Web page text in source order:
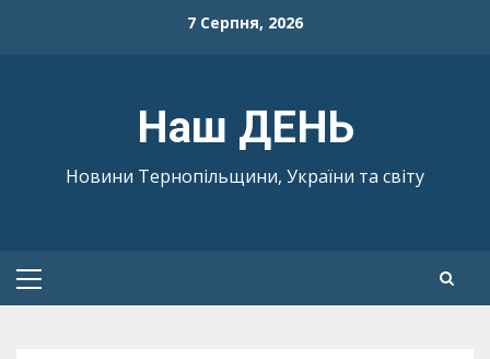
7 Серпня, 2026
Наш ДЕНЬ
Новини Тернопільщини, України та світу
Primary